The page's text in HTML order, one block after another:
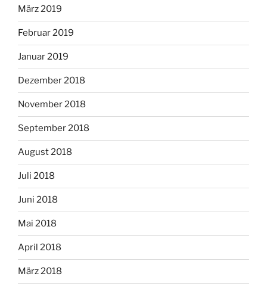
März 2019
Februar 2019
Januar 2019
Dezember 2018
November 2018
September 2018
August 2018
Juli 2018
Juni 2018
Mai 2018
April 2018
März 2018